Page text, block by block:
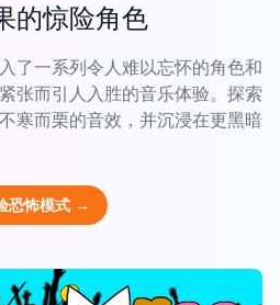
的惊险角色
了一系列令人难以忘怀的角色和
张而引人入胜的音乐体验。探索
寒而栗的音效，并沉浸在更黑暗
恐怖模式 →